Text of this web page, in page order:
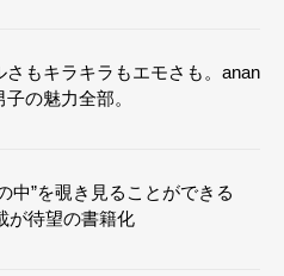
さもキラキラもエモさも。anan
の魅力全部。
中”を覗き見ることができる
が待望の書籍化